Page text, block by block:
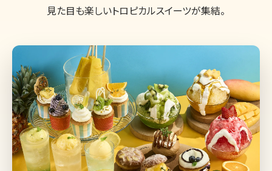
見た目も楽しいトロピカルスイーツが集結。